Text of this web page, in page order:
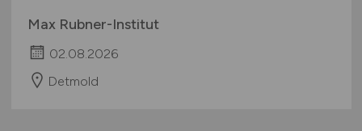
Max Rubner-Institut
02.08.2026
Detmold